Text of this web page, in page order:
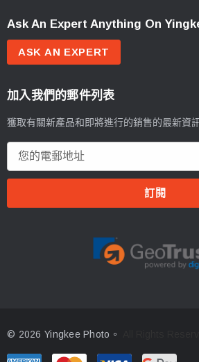
Ask An Expert Anything On
ASK AN EXPERT
加入我們的郵件列表
獲取有關新產品和即將進行的銷售的最新資
郵
© 2026 Yingkee Photo。